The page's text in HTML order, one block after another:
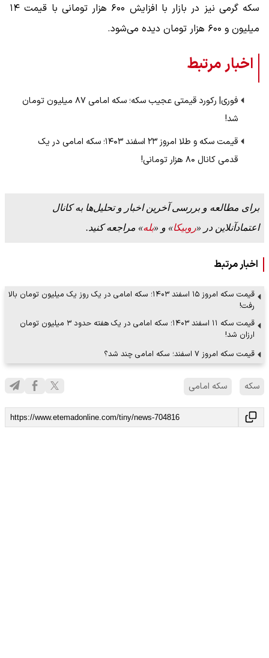
سکه گرمی نیز در بازار با افزایش ۶۰۰ هزار تومانی با قیمت ۱۴
میلیون و ۶۰۰ هزار تومان دیده می‌شود.
اخبار مرتبط
فوری| رکورد قیمتی عجیب سکه؛ سکه امامی ۸۷ میلیون تومان
شد!
قیمت سکه و طلا امروز ۲۳ اسفند ۱۴۰۳؛ سکه امامی در یک
قدمی کانال ۸۰ هزار تومانی!
برای مطالعه و بررسی آخرین اخبار و تحلیل‌ها به کانال
اعتمادآنلاین در «روبیکا» و «بله» مراجعه کنید.
اخبار مرتبط
قیمت سکه امروز ۱۵ اسفند ۱۴۰۳؛ سکه امامی در یک روز یک میلیون تومان بالا
رفت!
قیمت سکه ۱۱ اسفند ۱۴۰۳؛ سکه امامی در یک هفته حدود ۳ میلیون تومان
ارزان شد!
قیمت سکه امروز ۷ اسفند؛ سکه امامی چند شد؟
سکه سکه امامی